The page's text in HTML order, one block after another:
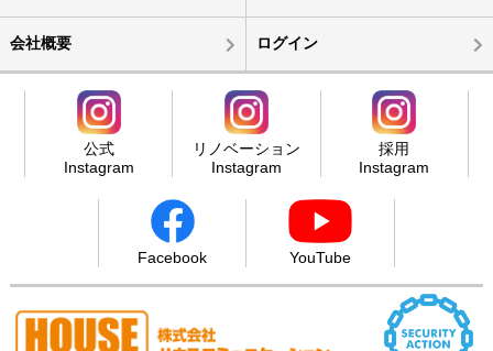
会社概要 ログイン
公式
Instagram
リノベーション
Instagram
採用
Instagram
Facebook YouTube